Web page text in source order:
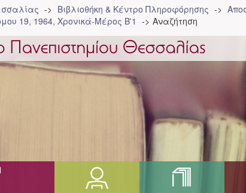
Βιβλιοθήκη & Κέντρο Πληροφόρησης
19, 1964, Χρονικά-Μέρος Β'1 Αναζήτηση